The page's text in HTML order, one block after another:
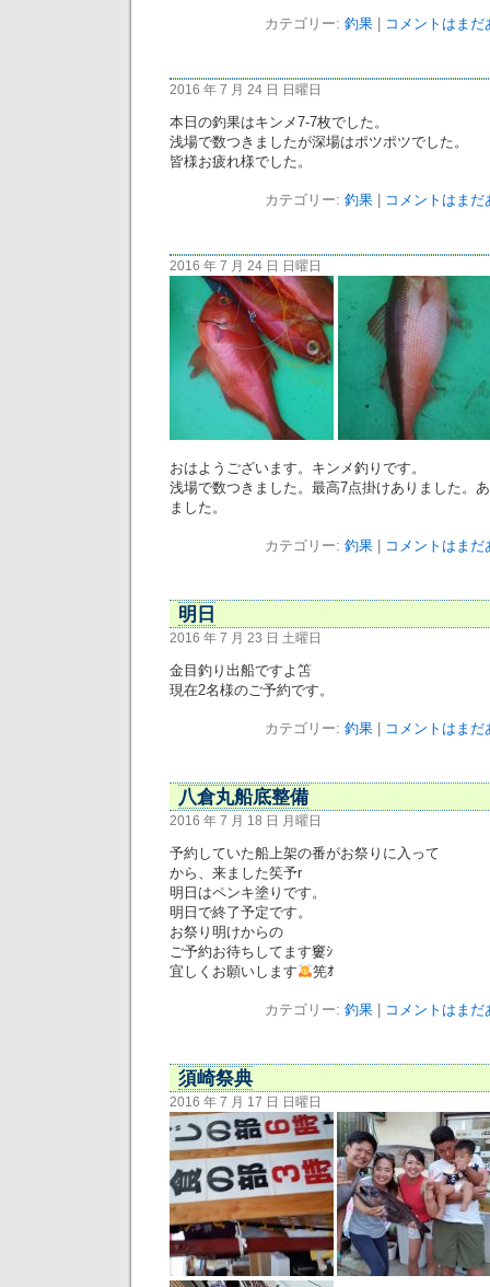
カテゴリー: 釣果| コメントはまだ
2016 年 7 月 24 日 日曜日
本日の釣果はキンメ7-7枚でした。
浅場で数つきましたが深場はポツポツでした。
皆様お疲れ様でした。
カテゴリー: 釣果| コメントはまだ
2016 年 7 月 24 日 日曜日
おはようございます。キンメ釣りです。
浅場で数つきました。最高7点掛けありました。
ました。
カテゴリー: 釣果| コメントはまだ
明日
2016 年 7 月 23 日 土曜日
金目釣り出船ですよ笘
現在2名様のご予約です。
カテゴリー: 釣果| コメントはまだ
八倉丸船底整備
2016 年 7 月 18 日 月曜日
予約していた船上架の番がお祭りに入って
から、来ました笶予r
明日はペンキ塗りです。
明日で終了予定です。
お祭り明けからの
ご予約お待ちしてます窶ｼ
宜しくお願いします
筅ｵ
カテゴリー: 釣果| コメントはまだ
須崎祭典
2016 年 7 月 17 日 日曜日